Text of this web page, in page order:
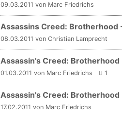
09.03.2011 von Marc Friedrichs
Assassins Creed: Brotherhood
08.03.2011 von Christian Lamprecht
Assassin's Creed:
01.03.2011 von Marc Friedrichs 1
Assassin's Creed:
17.02.2011 von Marc Friedrichs